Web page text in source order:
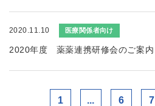
2020.11.10 医療関係者向け
2020年度 薬薬連携研修会のご案内
1 ... 6 7